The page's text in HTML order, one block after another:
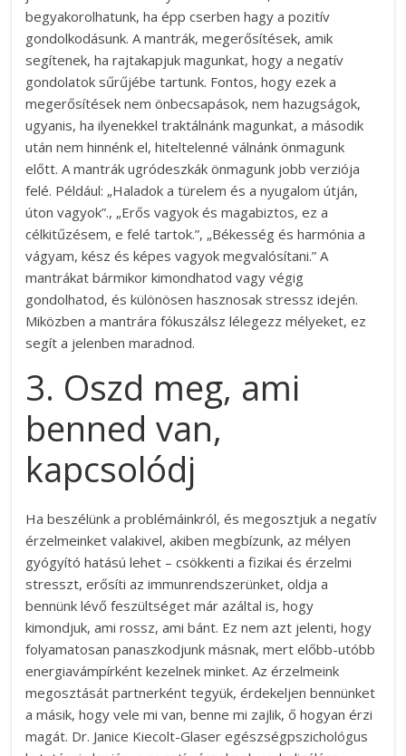
begyakorolhatunk, ha épp cserben hagy a pozitív
gondolkodásunk. A mantrák, megerősítések, amik
segítenek, ha rajtakapjuk magunkat, hogy a negatív
gondolatok sűrűjébe tartunk. Fontos, hogy ezek a
megerősítések nem önbecsapások, nem hazugságok,
ugyanis, ha ilyenekkel traktálnánk magunkat, a második
után nem hinnénk el, hiteltelenné válnánk önmagunk
előtt. A mantrák ugródeszkák önmagunk jobb verziója
felé. Például: „Haladok a türelem és a nyugalom útján,
úton vagyok”., „Erős vagyok és magabiztos, ez a
célkitűzésem, e felé tartok.”, „Békesség és harmónia a
vágyam, kész és képes vagyok megvalósítani.” A
mantrákat bármikor kimondhatod vagy végig
gondolhatod, és különösen hasznosak stressz idején.
Miközben a mantrára fókuszálsz lélegezz mélyeket, ez
segít a jelenben maradnod.
3. Oszd meg, ami
benned van,
kapcsolódj
Ha beszélünk a problémáinkról, és megosztjuk a negatív
érzelmeinket valakivel, akiben megbízunk, az mélyen
gyógyító hatású lehet – csökkenti a fizikai és érzelmi
stresszt, erősíti az immunrendszerünket, oldja a
bennünk lévő feszültséget már azáltal is, hogy
kimondjuk, ami rossz, ami bánt. Ez nem azt jelenti, hogy
folyamatosan panaszkodjunk másnak, mert előbb-utóbb
energiavámpírként kezelnek minket. Az érzelmeink
megosztását partnerként tegyük, érdekeljen bennünket
a másik, hogy vele mi van, benne mi zajlik, ő hogyan érzi
magát. Dr. Janice Kiecolt-Glaser egészségpszichológus